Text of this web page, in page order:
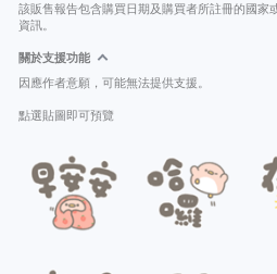
該販售報告包含購買日期及購買者所註冊的國家
資訊。
關於支援功能
因應作者意願，可能無法提供支援。
點選貼圖即可預覽